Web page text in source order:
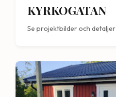
KYRKOGATAN
Se projektbilder och detaljer